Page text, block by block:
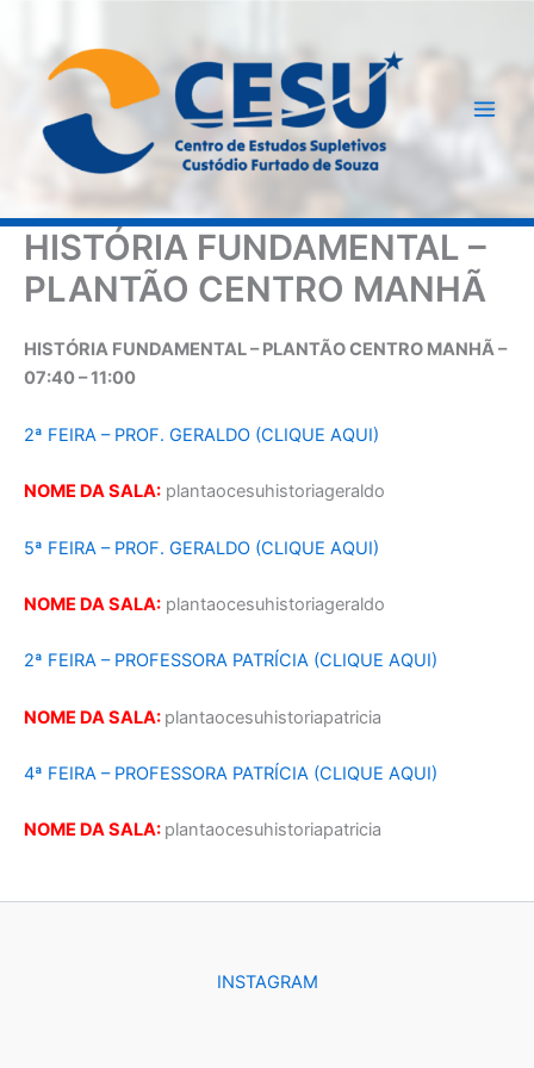
HISTÓRIA FUNDAMENTAL –
PLANTÃO CENTRO MANHÃ
HISTÓRIA FUNDAMENTAL – PLANTÃO CENTRO MANHÃ –
07:40 – 11:00
2ª FEIRA – PROF. GERALDO (CLIQUE AQUI)
NOME DA SALA: plantaocesuhistoriageraldo
5ª FEIRA – PROF. GERALDO (CLIQUE AQUI)
NOME DA SALA: plantaocesuhistoriageraldo
2ª FEIRA – PROFESSORA PATRÍCIA (CLIQUE AQUI)
NOME DA SALA: plantaocesuhistoriapatricia
4ª FEIRA – PROFESSORA PATRÍCIA (CLIQUE AQUI)
NOME DA SALA: plantaocesuhistoriapatricia
INSTAGRAM